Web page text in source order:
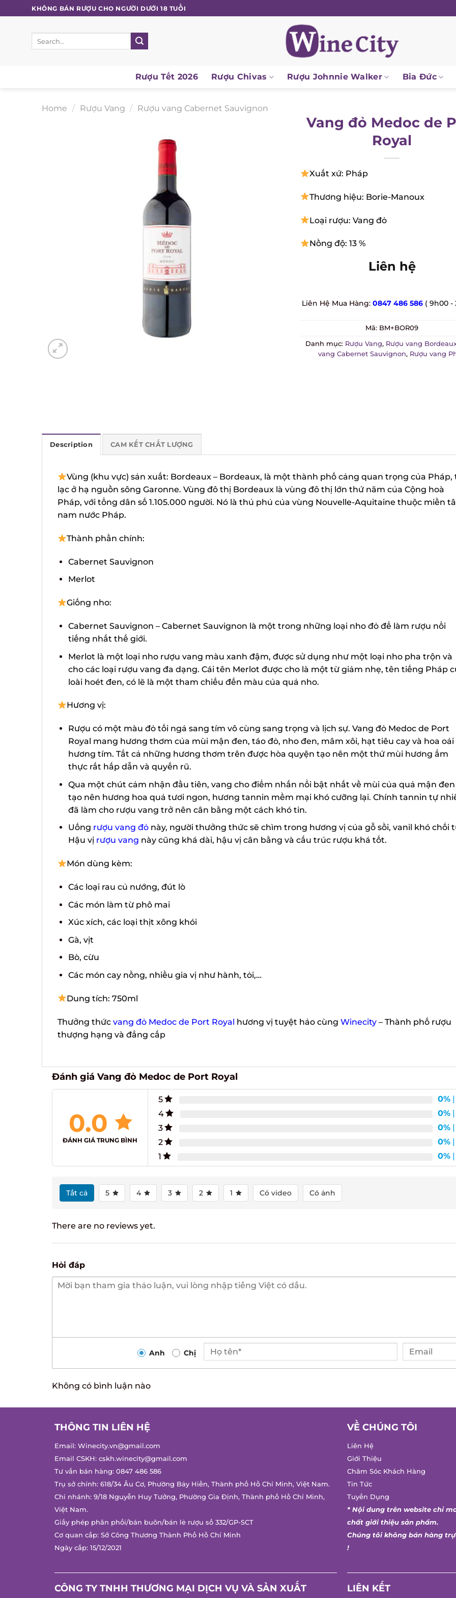
to
content
KHÔNG BÁN RƯỢU CHO NGƯỜI DƯỚI 18 TUỔI
Rượu Tết 2026 Rượu Chivas Rượu Johnnie Walker Bia Đức
Home Rượu Vang Rượu vang Cabernet Sauvignon
Vang đỏ Medoc de
Royal
Xuất xứ: Pháp
Thương hiệu: Borie-Manoux
Loại rượu: Vang đỏ
Nồng độ: 13 %
Liên hệ
Liên Hệ Mua Hàng:0847 486 586 ( 9h00 -
Mã:BM+BOR09
Danh mục:Rượu Vang,Rượu vang Bordeaux
vang Cabernet Sauvignon,Rượu vang
Description CAM KẾT CHẤT LƯỢNG
Vùng (khu vực) sản xuất: Bordeaux – Bordeaux, là một thành phố cảng quan trọng của Pháp,
lạc ở hạ nguồn sông Garonne. Vùng đô thị Bordeaux là vùng đô thị lớn thứ năm của Cộng hoà
Pháp, với tổng dân số 1.105.000 người. Nó là thủ phủ của vùng Nouvelle-Aquitaine thuộc miền
nam nước Pháp.
Thành phần chính:
Cabernet Sauvignon
Merlot
Giống nho:
Cabernet Sauvignon – Cabernet Sauvignon là một trong những loại nho đỏ để làm rượu nổi
tiếng nhất thế giới.
Merlot là một loại nho rượu vang màu xanh đậm, được sử dụng như một loại nho pha trộn và
cho các loại rượu vang đa dạng. Cái tên Merlot được cho là một từ giảm nhẹ, tên tiếng Pháp
loài hoét đen, có lẽ là một tham chiếu đến màu của quả nho.
Hương vị:
Rượu có một màu đỏ tối ngả sang tím vô cùng sang trọng và lịch sự. Vang đỏ Medoc de Port
Royal mang hương thơm của mùi mận đen, táo đỏ, nho đen, mâm xôi, hạt tiêu cay và hoa oải
hương tím. Tất cả những hương thơm trên được hòa quyện tạo nên một thứ mùi hương ẩm
thực rất hấp dẫn và quyến rũ.
Qua một chút cảm nhận đầu tiên, vang cho điểm nhấn nổi bật nhất về mùi của quả mận đen
tạo nên hương hoa quả tươi ngon, hương tannin mềm mại khó cưỡng lại. Chính tannin tự
đã làm cho rượu vang trở nên cân bằng một cách khó tin.
Uốngrượu vang đỏnày, người thưởng thức sẽ chìm trong hương vị của gỗ sồi, vanil khó chối
Hậu vịrượu vangnày cũng khá dài, hậu vị cân bằng và cấu trúc rượu khá tốt.
Món dùng kèm:
Các loại rau củ nướng, đút lò
Các món làm từ phô mai
Xúc xích, các loại thịt xông khói
Gà, vịt
Bò, cừu
Các món cay nồng, nhiều gia vị như hành, tỏi,…
Dung tích: 750ml
Thưởng thứcvang đỏ Medoc de Port Royalhương vị tuyệt hảo cùngWinecity– Thành phố rượu
thượng hạng và đẳng cấp
Đánh giá Vang đỏ Medoc de Port Royal
0.0
ĐÁNH GIÁ TRUNG BÌNH
5 0%|
4
0%|
3
0%|
2
0%|
0%|
Tất cả 5 4 3 2 1 Có video Có ảnh
There are no reviews yet.
Hỏi đáp
Anh Chị
Không có bình luận nào
THÔNG TIN LIÊN HỆ
Email:Winecity.vn@gmail.com
Email CSKH:cskh.winecity@gmail.com
Tư vấn bán hàng:0847 486 586
Trụ sở chính: 618/34 Âu Cơ, Phường Bảy Hiền, Thành phố Hồ Chí Minh, Việt Nam.
Chi nhánh: 9/18 Nguyễn Huy Tưởng, Phường Gia Định, Thành phố Hồ Chí Minh,
Việt Nam.
Giấy phép phân phối/bán buôn/bán lẻ rượu số 332/GP-SCT
Cơ quan cấp: Sở Công Thương Thành Phố Hồ Chí Minh
Ngày cấp: 15/12/2021
VỀ CHÚNG TÔI
Liên Hệ
Giới Thiệu
Chăm Sóc Khách Hàng
Tin Tức
Tuyển Dụng
* Nội dung trên website chỉ
chất giới thiệu sản phẩm.
Chúng tôi không bán hàng
CÔNG TY TNHH THƯƠNG MẠI DỊCH VỤ VÀ SẢN XUẤT
LIÊN KẾT